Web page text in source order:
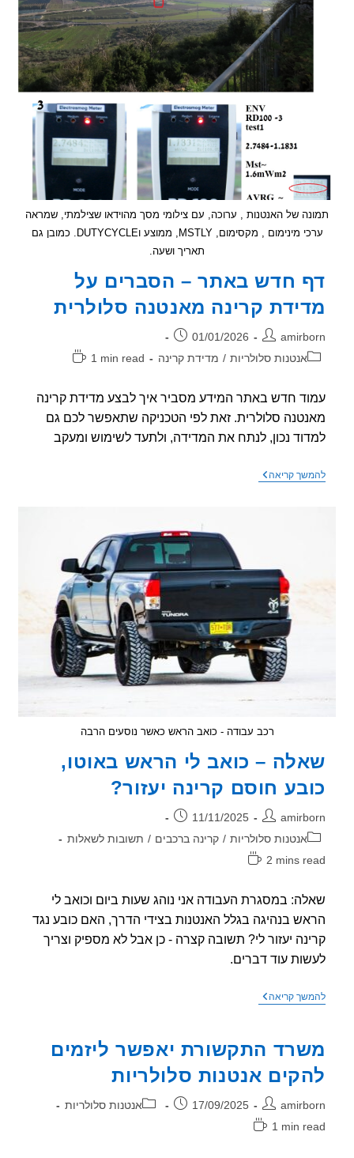
של האנטנות , ערוכה, עם צילומי מסך מהוידאו שצילמתי, שמראה
ערכי מינימום , מקסימום, MSTLY, ממוצע וDUTYCYCLE. כמובן גם
תאריך ושעה.
חדש באתר – הסברים על
קרינה מאנטנה סלולרית
פורסם:
01/01/2026
אנטנות סלולריות / מדידת קרינה
זמן
1 min read
חדש באתר המידע מסביר איך לבצע מדידת קרינה
סלולרית. זאת לפי הטכניקה שתאפשר לכם גם
נכון, לנתח את המדידה, ולתעד לשימוש ומעקב
קריאהדף
מאנטנה
סלולרית
רכב עבודה - כואב הראש כאשר נוסעים הרבה
– כואב לי הראש באוטו,
חוסם קרינה יעזור?
פורסם:
11/11/2025
אנטנות סלולריות / קרינה ברכבים / תשובות לשאלות
2 mins
במסגרת העבודה אני נוהג שעות ביום וכואב לי
בנהיגה בגלל האנטנות בצידי הדרך, האם כובע נגד
יעזור לי? תשובה קצרה - כן אבל לא מספיק וצריך
עוד דברים.
קריאהשאלה
הראש
באוטו,
כובע
חוסם
יעזור?
התקשורת יאפשר ליזמים
אנטנות סלולריות
פורסם:
17/09/2025 קטגוריה:אנטנות סלולריות
1 min